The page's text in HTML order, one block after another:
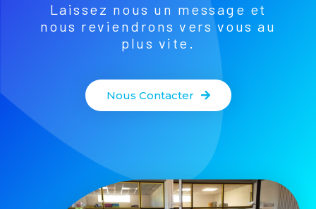
Laissez nous un message et
nous reviendrons vers vous au
plus vite.
Nous Contacter